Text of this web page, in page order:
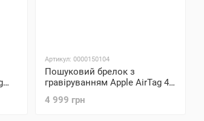
Артикул: 0000150104
Пошуковий брелок з
гравіруванням Apple AirTag 4
4 999 грн